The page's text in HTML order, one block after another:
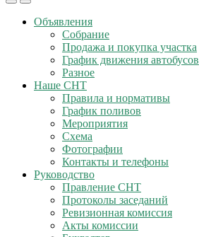
Toggle
mobile
Toggle
the
search
Объявления
Собрание
Продажа и покупка участка
График движения автобусов
Разное
Наше СНТ
Правила и нормативы
График поливов
Мероприятия
Схема
Фотографии
Контакты и телефоны
Руководство
Правление СНТ
Протоколы заседаний
Ревизионная комиссия
Акты комиссии